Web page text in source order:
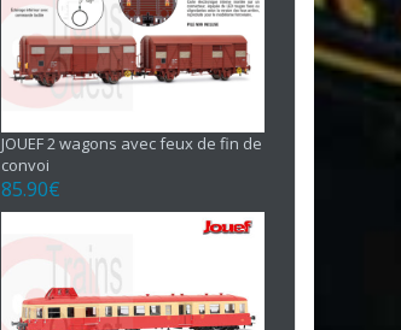
JOUEF 2 wagons avec feux de fin de
convoi
85.90€